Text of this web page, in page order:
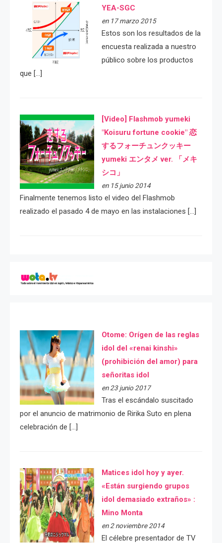
YEA-SGC
en 17 marzo 2015
Estos son los resultados de la
encuesta realizada a nuestro
público sobre los productos
que […]
[Video] Flashmob yumeki
"Koisuru fortune cookie" 恋
するフォーチュンクッキー
yumeki エンタメ ver. 「メキ
シコ」
en 15 junio 2014
Finalmente tenemos listo el video del Flashmob
realizado el pasado 4 de mayo en las instalaciones […]
Otome: Orígen de las reglas
idol del «renai kinshi»
(prohibición del amor) para
señoritas idol
en 23 junio 2017
Tras el escándalo suscitado
por el anuncio de matrimonio de Ririka Suto en plena
celebración de […]
Matices idol hoy y ayer.
«Están surgiendo grupos
idol demasiado extraños» :
Mino Monta
en 2 noviembre 2014
El célebre presentador de TV